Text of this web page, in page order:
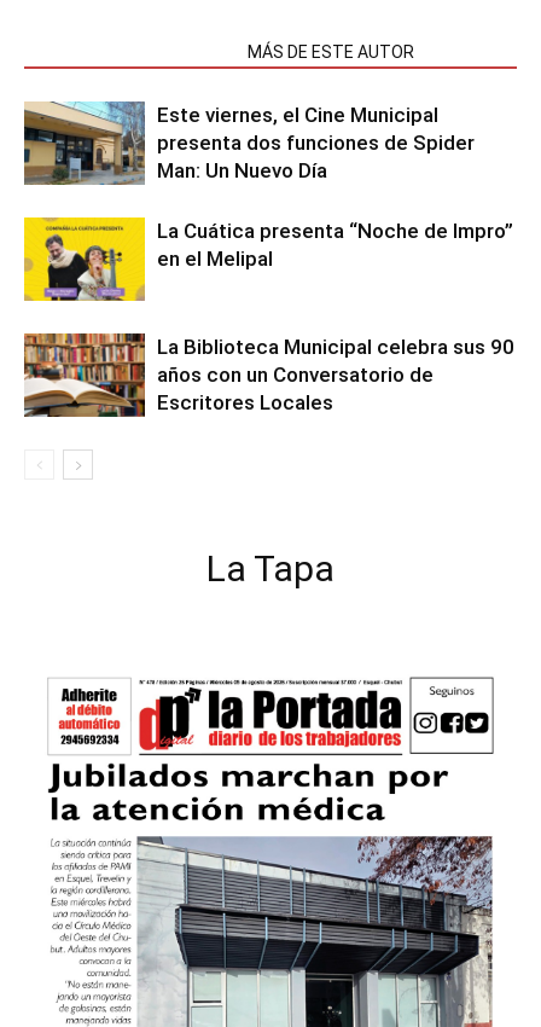
MÁS DE ESTE AUTOR
Este viernes, el Cine Municipal
presenta dos funciones de Spider
Man: Un Nuevo Día
La Cuática presenta “Noche de Impro”
en el Melipal
La Biblioteca Municipal celebra sus 90
años con un Conversatorio de
Escritores Locales
La Tapa